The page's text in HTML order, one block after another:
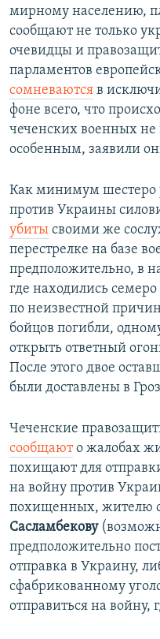
мирному населению,
сообщают не только
очевидцы и
парламентов
сомневаются в
фоне всего, что
чеченских военных
особенным, заявили
Как минимум шестеро
против Украины
убиты своими же
перестрелке на базе
предположительно, в
где находились
по неизвестной
бойцов погибли,
открыть ответный
После этого двое
были доставлены в
Чеченские
сообщаюто жалобах
похищают для
на войну против
похищенных, жителю
Сасламбекову
предположительно
отправка в Украину,
сфабрикованному
отправиться на войну,